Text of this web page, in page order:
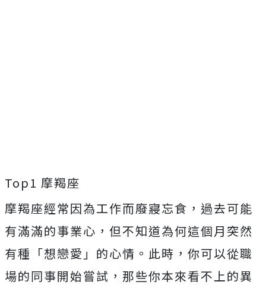
Top1 摩羯座
摩羯座經常因為工作而廢寢忘食，過去可能
有滿滿的事業心，但不知道為何這個月突然
有種「想戀愛」的心情。此時，你可以從職
場的同事開始嘗試，那些你本來看不上的異